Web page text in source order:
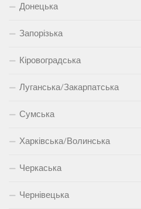
Донецька
Запорізька
Кіровоградська
Луганська/Закарпатська
Сумська
Харківська/Волинська
Черкаська
Чернівецька